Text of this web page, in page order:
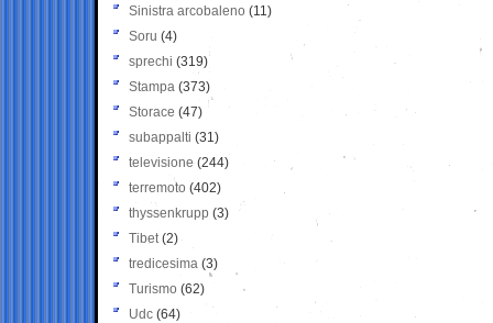
Sinistra arcobaleno (11)
Soru (4)
sprechi (319)
Stampa (373)
Storace (47)
subappalti (31)
televisione(244)
terremoto (402)
thyssenkrupp (3)
Tibet(2)
tredicesima (3)
Turismo (62)
Udc (64)